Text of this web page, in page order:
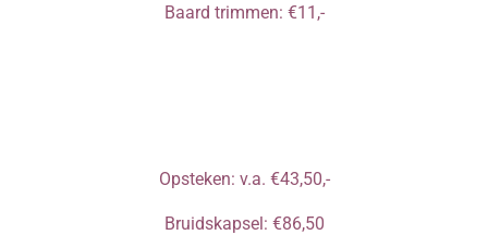
Baard trimmen: €11,-
Opsteken: v.a. €43,50,-
Bruidskapsel: €86,50